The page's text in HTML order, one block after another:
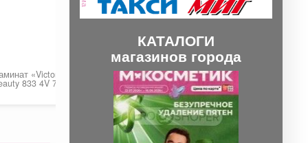
«Victory
833 4V 7876
парящий»
Пена монтажная
«Realist Pro Red 80
ЛЕТО» 650 руб.
Химчистка сидения
КАТАЛОГИ
магазинов города